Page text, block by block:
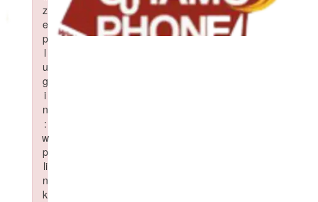
z
e
p
l
u
g
i
n
:
w
p
li
n
k